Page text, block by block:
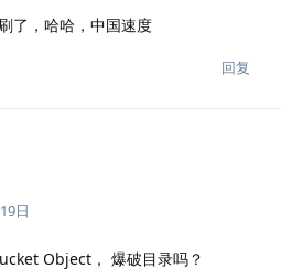
了，哈哈，中国速度
回复
日
Object， 爆破目录吗？